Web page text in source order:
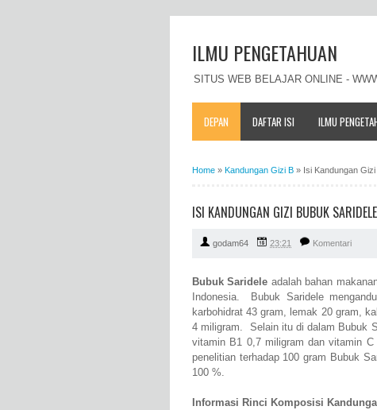
ILMU PENGETAHUAN
SITUS WEB BELAJAR ONLINE -
DEPAN DAFTAR ISI ILMU
Home » Kandungan Gizi B » Isi Kandungan
ISI KANDUNGAN GIZI BUBUK
godam64 23:21 Komentari
Bubuk Saridele adalah bahan
Indonesia. Bubuk Saridele
karbohidrat 43 gram, lemak 20 gram,
4 miligram. Selain itu di dalam Bubuk
vitamin B1 0,7 miligram dan vitamin
penelitian terhadap 100 gram Bubuk
100 %.
Informasi Rinci Komposisi